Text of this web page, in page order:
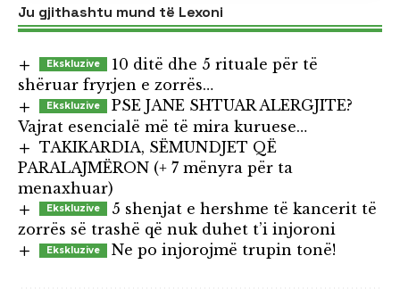
Ju gjithashtu mund të Lexoni
10 ditë dhe 5 rituale për të
shëruar fryrjen e zorrës…
PSE JANE SHTUAR ALERGJITE?
Vajrat esencialë më të mira kuruese…
TAKIKARDIA, SËMUNDJET QË
PARALAJMËRON (+ 7 mënyra për ta
menaxhuar)
5 shenjat e hershme të kancerit të
zorrës së trashë që nuk duhet t’i injoroni
Ne po injorojmë trupin tonë!